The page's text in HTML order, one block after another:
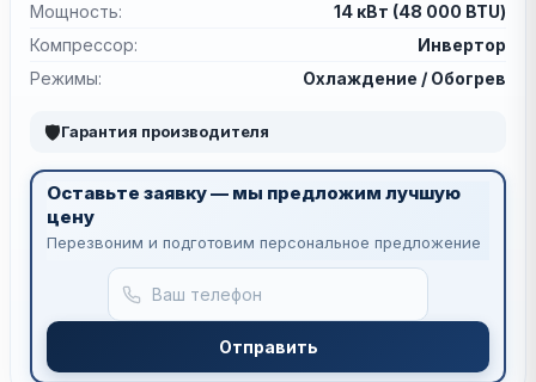
Мощность:
14 кВт (48 000 BTU)
Компрессор:
Инвертор
Режимы:
Охлаждение / Обогрев
🛡Гарантия производителя
Оставьте заявку — мы предложим лучшую
цену
Перезвоним и подготовим персональное предложение
Отправить